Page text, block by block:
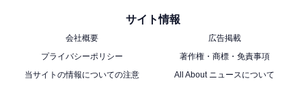
サイト情報
会社概要
広告掲載
プライバシーポリシー
著作権・商標・免責事項
当サイトの情報についての注意
All About ニュースについて